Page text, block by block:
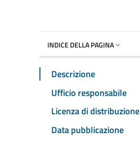
INDICE DELLA PAGINA
Descrizione
Ufficio responsabile
Licenza di distribuzione
Data pubblicazione